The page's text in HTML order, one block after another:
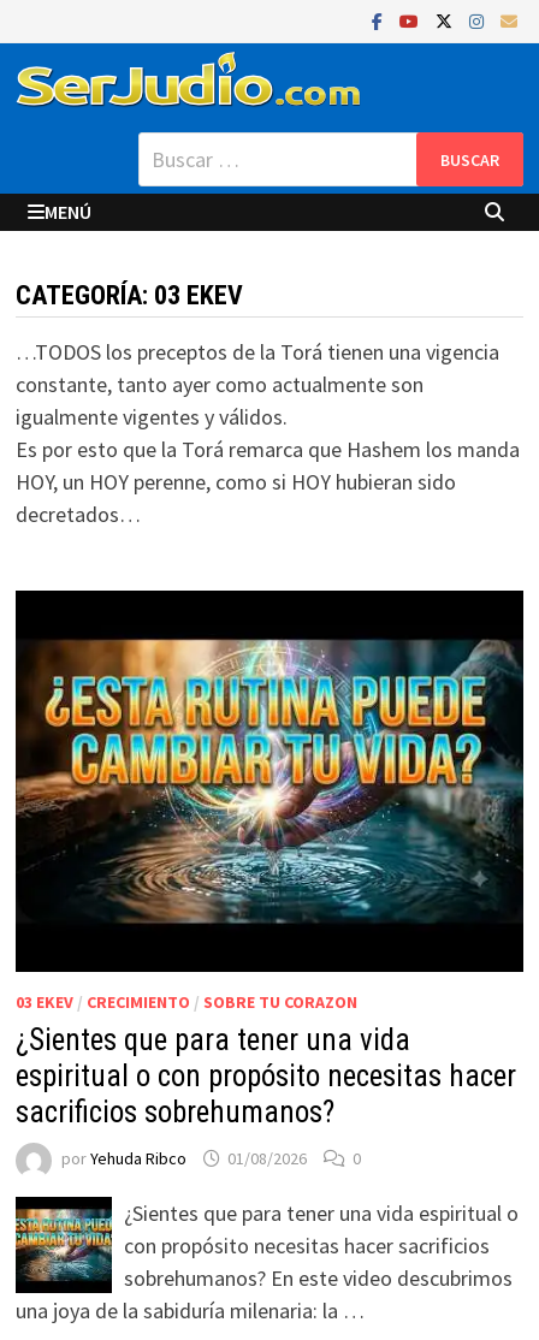
al
contenido
Buscar:
MENÚ
CATEGORÍA: 03 EKEV
…TODOS los preceptos de la Torá tienen una vigencia
constante, tanto ayer como actualmente son
igualmente vigentes y válidos.
Es por esto que la Torá remarca que Hashem los manda
HOY, un HOY perenne, como si HOY hubieran sido
decretados…
03 EKEV/ CRECIMIENTO / SOBRE TU CORAZON
¿Sientes que para tener una vida
espiritual o con propósito necesitas hacer
sacrificios sobrehumanos?
porYehuda Ribco 01/08/2026 0
¿Sientes que para tener una vida espiritual o
con propósito necesitas hacer sacrificios
sobrehumanos? En este video descubrimos
una joya de la sabiduría milenaria: la …